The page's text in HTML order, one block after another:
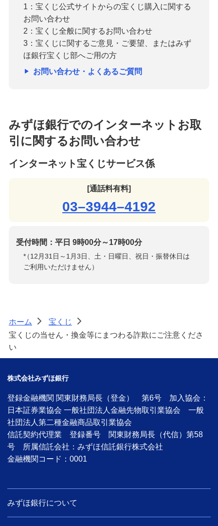
1：宝くじ公式サイトからの宝くじ購入に関する
お問い合わせ
2：宝くじ全般に関するお問い合わせ
3：宝くじに関するご意見・ご要望、またはみず
ほ銀行宝くじ部へご用の方
お問い合わせ・よくあるご質問
みずほ銀行でのインターネットお取
引に関するお問い合わせ
インターネット宝くじサービス係
[通話料有料]
03–3944–4192
受付時間：平日 9時00分～17時00分
*
（12月31日～1月3日、土・日曜日、祝日・振替休日は
ご利用いただけません）
ホーム > 宝くじ
>
宝くじの当せん・換金等にまつわる詐欺にご注意くださ
い
株式会社みずほ銀行
登録金融機関 関東財務局長（登金） 第6号 加入協会：
日本証券業協会 一般社団法人金融先物取引業協会 一般
社団法人第二種金融商品取引業協会
信託契約代理業 登録番号 関東財務局長（代信）第58
号 所属信託会社：みずほ信託銀行株式会社
金融機関コード：0001
みずほ銀行について